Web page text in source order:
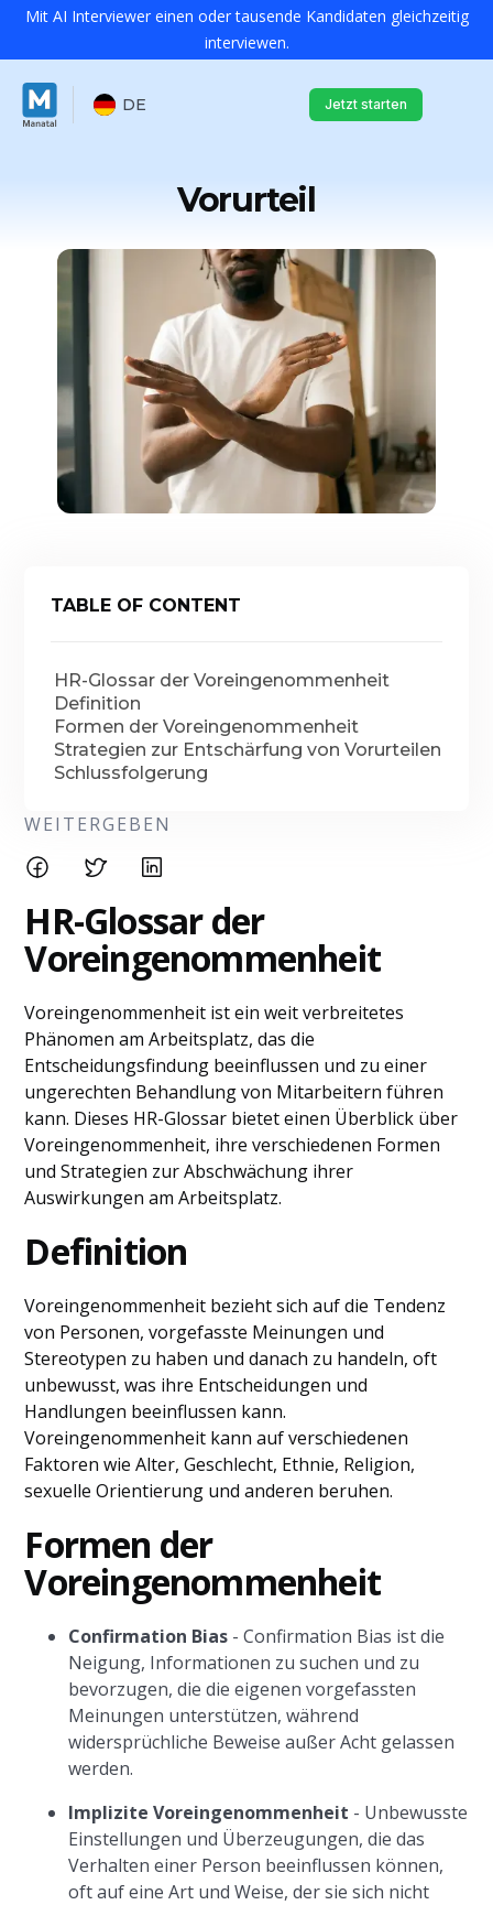
Mit AI Interviewer einen oder tausende Kandidaten gleichzeitig
interviewen.
DE Jetzt starten
Vorurteil
TABLE OF CONTENT
HR-Glossar der Voreingenommenheit
Definition
Formen der Voreingenommenheit
Strategien zur Entschärfung von Vorurteilen
Schlussfolgerung
WEITERGEBEN
HR-Glossar der
Voreingenommenheit
Voreingenommenheit ist ein weit verbreitetes
Phänomen am Arbeitsplatz, das die
Entscheidungsfindung beeinflussen und zu einer
ungerechten Behandlung von Mitarbeitern führen
kann. Dieses HR-Glossar bietet einen Überblick über
Voreingenommenheit, ihre verschiedenen Formen
und Strategien zur Abschwächung ihrer
Auswirkungen am Arbeitsplatz.
Definition
Voreingenommenheit bezieht sich auf die Tendenz
von Personen, vorgefasste Meinungen und
Stereotypen zu haben und danach zu handeln, oft
unbewusst, was ihre Entscheidungen und
Handlungen beeinflussen kann.
Voreingenommenheit kann auf verschiedenen
Faktoren wie Alter, Geschlecht, Ethnie, Religion,
sexuelle Orientierung und anderen beruhen.
Formen der
Voreingenommenheit
Confirmation Bias - Confirmation Bias ist die
Neigung, Informationen zu suchen und zu
bevorzugen, die die eigenen vorgefassten
Meinungen unterstützen, während
widersprüchliche Beweise außer Acht gelassen
werden.
Implizite Voreingenommenheit - Unbewusste
Einstellungen und Überzeugungen, die das
Verhalten einer Person beeinflussen können,
oft auf eine Art und Weise, der sie sich nicht